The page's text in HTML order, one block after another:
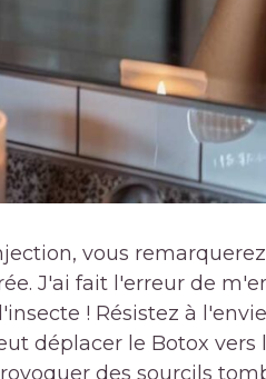
vous
J'ai fait l'erreur de
! Résistez à
déplacer le Botox vers
des sourcils